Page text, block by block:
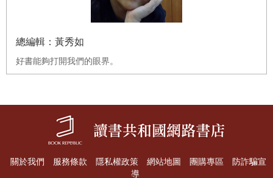
總編輯：黃秀如
好書能夠打開我們的眼界。
關於我們 服務條款 隱私權政策 網站地圖 團購專區
防詐騙宣
導